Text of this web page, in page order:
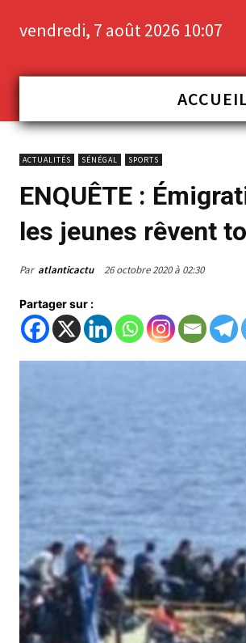
vendredi, 7 août 2026 10:07
ACTUALITÉS SÉNÉGAL SPORTS
ENQUÊTE :
les jeunes rêvent
Par atlanticactu 26 octobre 2020 à 02:30
Partager sur :